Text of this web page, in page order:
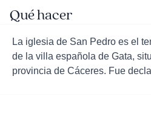
Qué hacer
La iglesia de San Pedro es el
de la villa española de Gata,
provincia de Cáceres. Fue